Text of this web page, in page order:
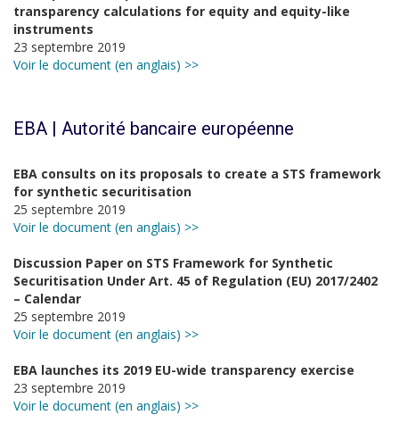
transparency calculations for equity and equity-like
instruments
23 septembre 2019
Voir le document (en anglais) >>
EBA | Autorité bancaire européenne
EBA consults on its proposals to create a STS framework
for synthetic securitisation
25 septembre 2019
Voir le document (en anglais) >>
Discussion Paper on STS Framework for Synthetic
Securitisation Under Art. 45 of Regulation (EU) 2017/2402
– Calendar
25 septembre 2019
Voir le document (en anglais) >>
EBA launches its 2019 EU-wide transparency exercise
23 septembre 2019
Voir le document (en anglais) >>